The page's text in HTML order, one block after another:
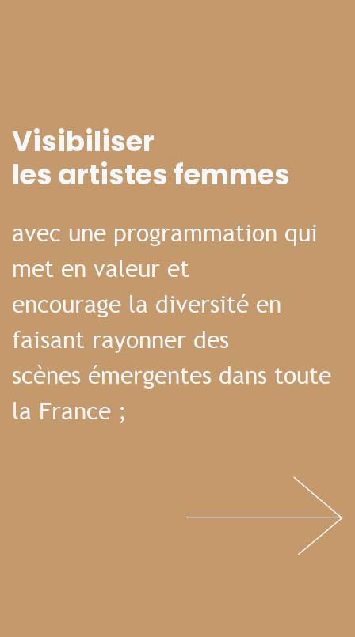
Visibiliser
les artistes femmes
avec une programmation qui
met en valeur et
encourage la diversité en
faisant rayonner des
scènes émergentes dans toute
la France ;